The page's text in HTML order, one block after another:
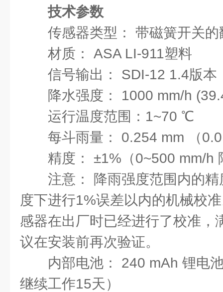
技术参数
传感器类型： 带磁簧开关
材质： ASA LI-911塑料
信号输出： SDI-12 1.4版本
降水强度： 1000 mm/h
运行温度范围：1~70 ℃
每斗雨量： 0.254 mm （
精度： ±1%（0~500 mm/h
注意： 降雨强度范围内的
度下进行1%误差以内的机械校
感器在出厂时已经进行了校准，
议在安装前再次验证。
内部电池： 240 mAh 锂电
继续工作15天）